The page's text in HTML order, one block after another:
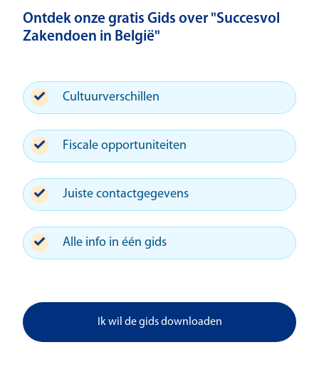
Ontdek onze gratis Gids over "Succesvol
Zakendoen in België"
Cultuurverschillen
Fiscale opportuniteiten
Juiste contactgegevens
Alle info in één gids
Ik wil de gids downloaden